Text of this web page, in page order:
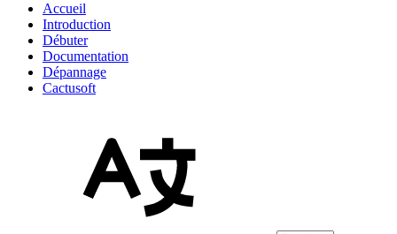
Accueil
Introduction
Débuter
Documentation
Dépannage
Cactusoft